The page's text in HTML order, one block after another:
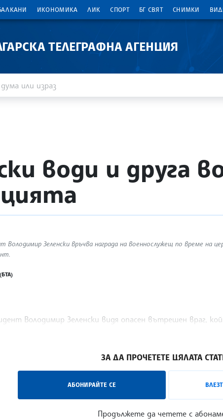
ИКОНОМИКА ЛИК СПОРТ БГ СВЯТ СНИМКИ
ТЕЛЕГРАФНА АГЕНЦИЯ
води и друга
Володимир Зеленски връчва награда на военнослужещ по време
(БТА)
Володимир Зеленски видя опасен вътрешен враг,
ЗА ДА ПРОЧЕТЕТЕ ЦЯЛАТА
АБОНИРАЙТЕ СЕ
Продължете да четете с